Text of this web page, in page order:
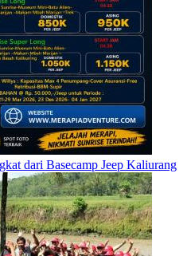
dari Basecamp Jeep Kaliurang